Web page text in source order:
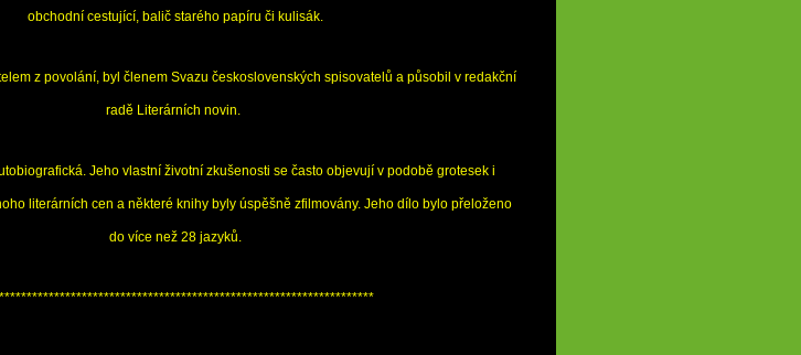
obchodní cestující, balič starého papíru či kulisák.
z povolání, byl členem Svazu československých spisovatelů a působil v redakční
radě Literárních novin.
Jeho vlastní životní zkušenosti se často objevují v podobě grotesek i
literárních cen a některé knihy byly úspěšně zfilmovány. Jeho dílo bylo přeloženo
do více než 28 jazyků.